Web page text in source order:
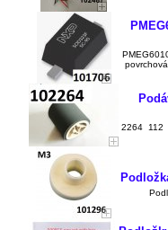
2264 112